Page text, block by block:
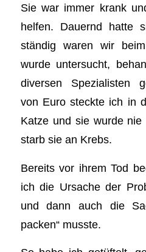
Sie war immer krank
helfen. Dauernd hatte
ständig waren wir
wurde untersucht,
diversen Spezialisten
von Euro steckte ich in
Katze und sie wurde
starb sie an Krebs.
Bereits vor ihrem Tod
ich die Ursache der
und dann auch die
packen“ musste.